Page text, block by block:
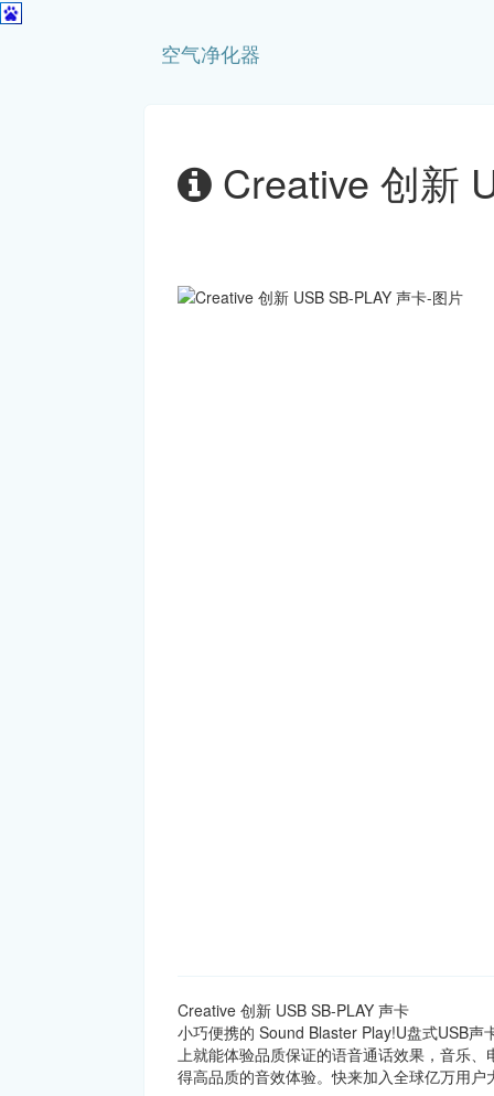
空气净化器
Creative 创新
Creative 创新 USB SB-PLAY 声卡
小巧便携的 Sound Blaster Play!U盘式USB
上就能体验品质保证的语音通话效果，音乐
得高品质的音效体验。快来加入全球亿万用